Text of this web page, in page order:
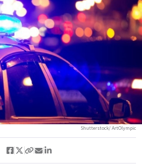
Shutterstock/ ArtOlympic